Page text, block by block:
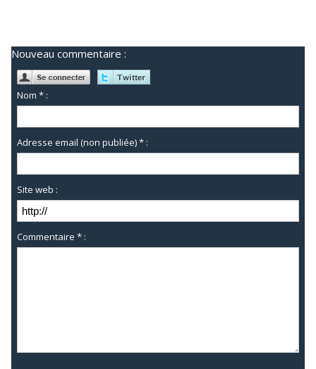
Nouveau commentaire :
Nom * :
Adresse email (non publiée) * :
Site web :
Commentaire * :